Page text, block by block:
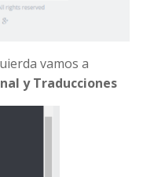
vamos a
y Traducciones